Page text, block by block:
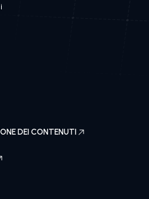
DEI CONTENUTI